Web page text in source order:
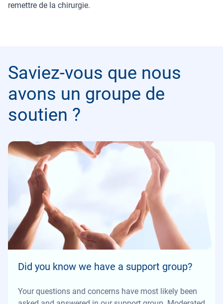
remettre de la chirurgie.
Saviez-vous que nous
avons un groupe de
soutien ?
Did you know we have a support group?
Your questions and concerns have most likely been